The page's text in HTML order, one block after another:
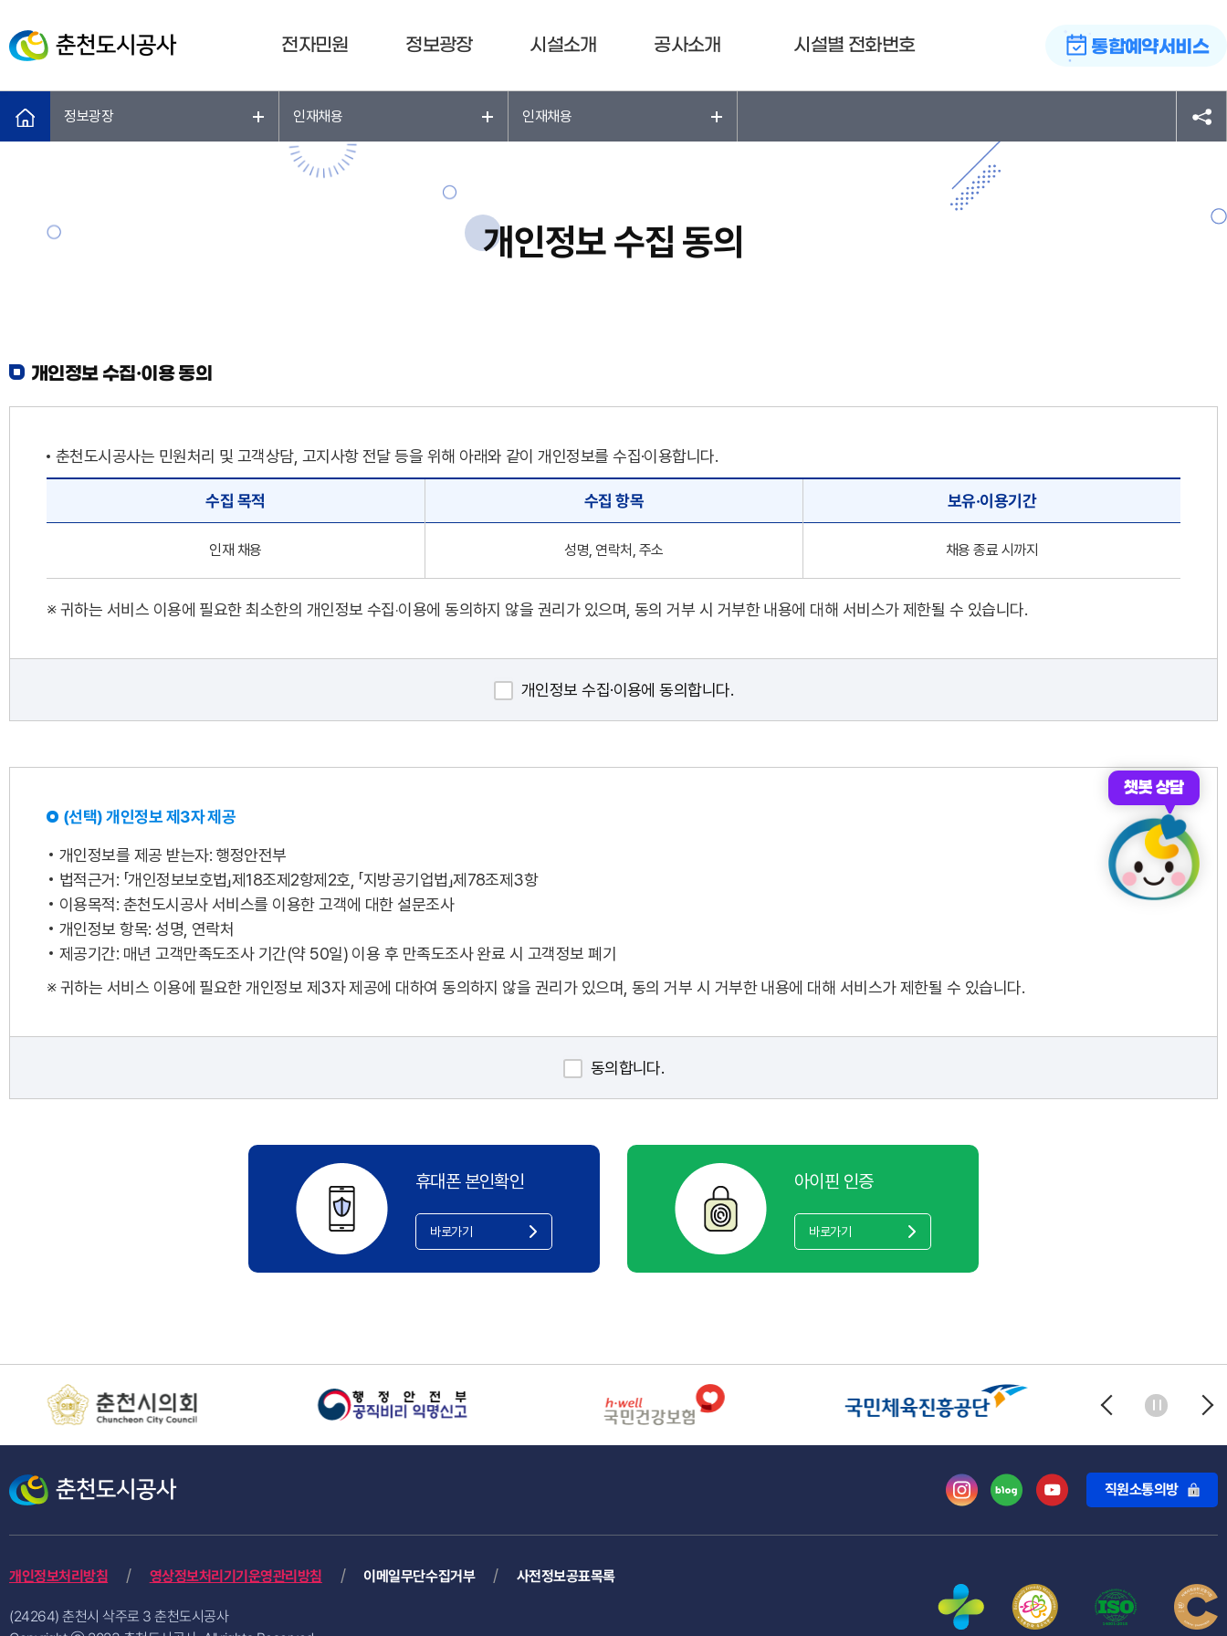
전자민원 정보광장 시설소개 공사소개 시설별 전화번호 통합예약서비스
정보광장 인재채용 인재채용
개인정보 수집 동의
개인정보 수집·이용 동의
춘천도시공사는 민원처리 및 고객상담, 고지사항 전달 등을 위해 아래와 같이 개인정보를 수집·이용합니다.
수집 목적 수집 항목 보유·이용기간
인재 채용 성명, 연락처, 주소 채용 종료 시까지
※ 귀하는 서비스 이용에 필요한 최소한의 개인정보 수집‧이용에 동의하지 않을 권리가 있으며, 동의 거부 시 거부한 내용에 대해 서비스가 제한될 수 있습니다.
개인정보 수집·이용에 동의합니다.
(선택) 개인정보 제3자 제공
개인정보를 제공 받는자: 행정안전부
법적근거: 「개인정보보호법」제18조제2항제2호, 「지방공기업법」제78조제3항
이용목적: 춘천도시공사 서비스를 이용한 고객에 대한 설문조사
개인정보 항목: 성명, 연락처
제공기간: 매년 고객만족도조사 기간(약 50일) 이용 후 만족도조사 완료 시 고객정보 폐기
※ 귀하는 서비스 이용에 필요한 개인정보 제3자 제공에 대하여 동의하지 않을 권리가 있으며, 동의 거부 시 거부한 내용에 대해 서비스가 제한될 수 있습니다.
동의합니다.
휴대폰 본인확인
바로가기
아이핀 인증
바로가기
직원소통의방
개인정보처리방침 영상정보처리기기운영관리방침 이메일무단수집거부 사전정보공표목록
(24264) 춘천시 삭주로 3 춘천도시공사
챗봇 상담